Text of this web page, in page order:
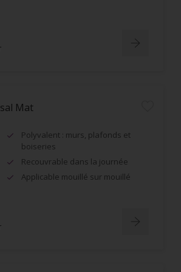
Mat
Polyvalent : murs, plafonds et
boiseries
Recouvrable dans la journée
Applicable mouillé sur mouillé